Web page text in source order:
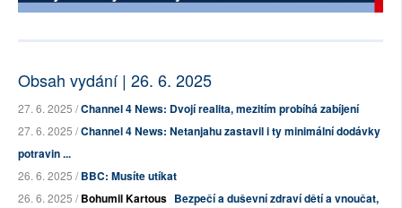
Obsah vydání | 26. 6. 2025
27. 6. 2025 /Channel 4 News: Dvojí realita, mezitím probíhá zabíjení
27. 6. 2025 /Channel 4 News: Netanjahu zastavil i ty minimální dodávky
potravin ...
26. 6. 2025 /BBC: Musíte utíkat
26. 6. 2025 /Bohumil Kartous Bezpečí a duševní zdraví dětí a vnoučat,